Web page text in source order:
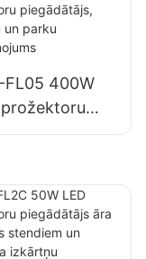
seku
vietu
FL05 400W
prožektoru